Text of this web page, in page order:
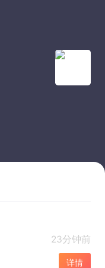
23分钟前
详情